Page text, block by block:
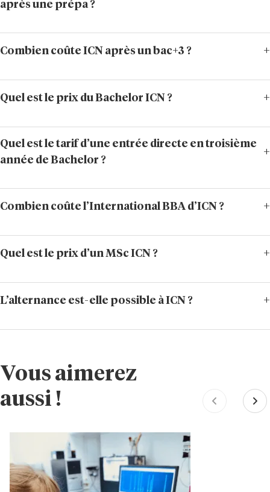
après une prépa ?
Combien coûte ICN après un bac+3 ?
Quel est le prix du Bachelor ICN ?
Quel est le tarif d’une entrée directe en troisième
année de Bachelor ?
Combien coûte l’International BBA d’ICN ?
Quel est le prix d’un MSc ICN ?
L’alternance est-elle possible à ICN ?
Vous aimerez
aussi !